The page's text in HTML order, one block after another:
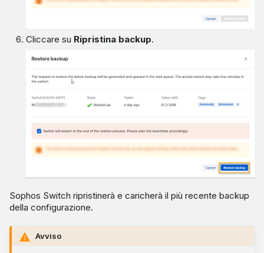
Cliccare su Ripristina backup.
Sophos Switch ripristinerà e caricherà il più recente backup
della configurazione.
Avviso